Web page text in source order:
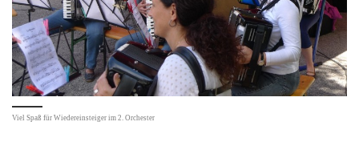
Viel Spaß für Wiedereinsteiger im 2. Orchester